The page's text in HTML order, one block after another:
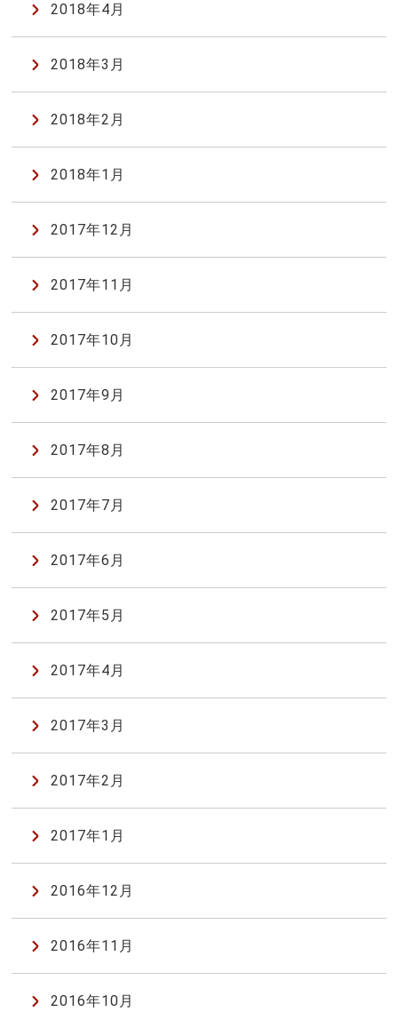
2018年4月
2018年3月
2018年2月
2018年1月
2017年12月
2017年11月
2017年10月
2017年9月
2017年8月
2017年7月
2017年6月
2017年5月
2017年4月
2017年3月
2017年2月
2017年1月
2016年12月
2016年11月
2016年10月